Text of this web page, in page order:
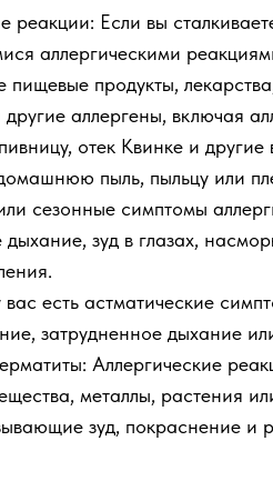
реакции: Если вы
аллергическими
пищевые продукты,
аллергены, включая
отек Квинке и
пыль, пыльцу или
сезонные симптомы
дыхание, зуд в глазах,
есть астматические
затрудненное дыхание
Аллергические
металлы, растения
зуд, покраснение и